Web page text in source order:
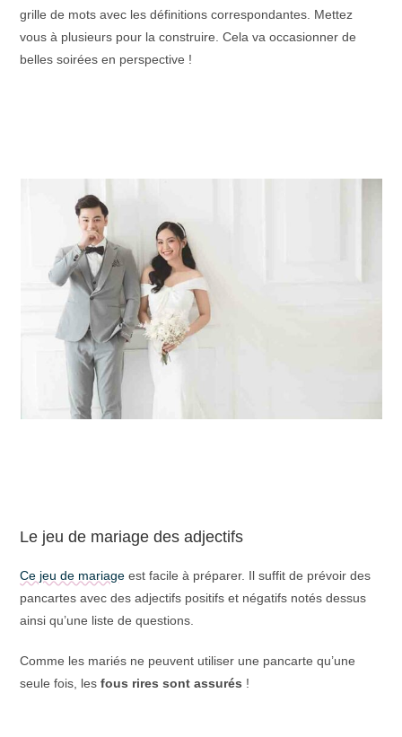
grille de mots avec les définitions correspondantes. Mettez
vous à plusieurs pour la construire. Cela va occasionner de
belles soirées en perspective !
Le jeu de mariage des adjectifs
Ce jeu de mariage est facile à préparer. Il suffit de prévoir des
pancartes avec des adjectifs positifs et négatifs notés dessus
ainsi qu’une liste de questions.
Comme les mariés ne peuvent utiliser une pancarte qu’une
seule fois, lesfous rires sont assurés !